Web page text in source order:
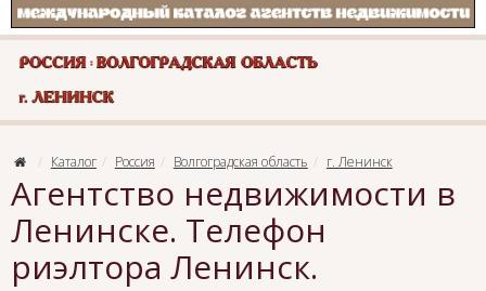
Каталог Россия Волгоградская область г. Ленинск
Агентство недвижимости в
Ленинске. Телефон
риэлтора Ленинск.